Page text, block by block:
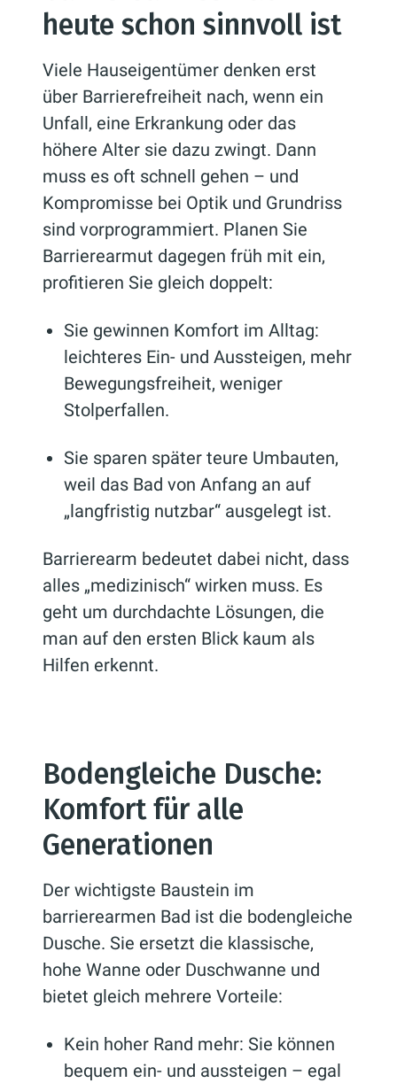
heute schon sinnvoll ist
Viele Hauseigentümer denken erst
über Barrierefreiheit nach, wenn ein
Unfall, eine Erkrankung oder das
höhere Alter sie dazu zwingt. Dann
muss es oft schnell gehen – und
Kompromisse bei Optik und Grundriss
sind vorprogrammiert. Planen Sie
Barrierearmut dagegen früh mit ein,
profitieren Sie gleich doppelt:
Sie gewinnen Komfort im Alltag:
leichteres Ein- und Aussteigen, mehr
Bewegungsfreiheit, weniger
Stolperfallen.
Sie sparen später teure Umbauten,
weil das Bad von Anfang an auf
„langfristig nutzbar“ ausgelegt ist.
Barrierearm bedeutet dabei nicht, dass
alles „medizinisch“ wirken muss. Es
geht um durchdachte Lösungen, die
man auf den ersten Blick kaum als
Hilfen erkennt.
Bodengleiche Dusche:
Komfort für alle
Generationen
Der wichtigste Baustein im
barrierearmen Bad ist die bodengleiche
Dusche. Sie ersetzt die klassische,
hohe Wanne oder Duschwanne und
bietet gleich mehrere Vorteile:
Kein hoher Rand mehr: Sie können
bequem ein- und aussteigen – egal